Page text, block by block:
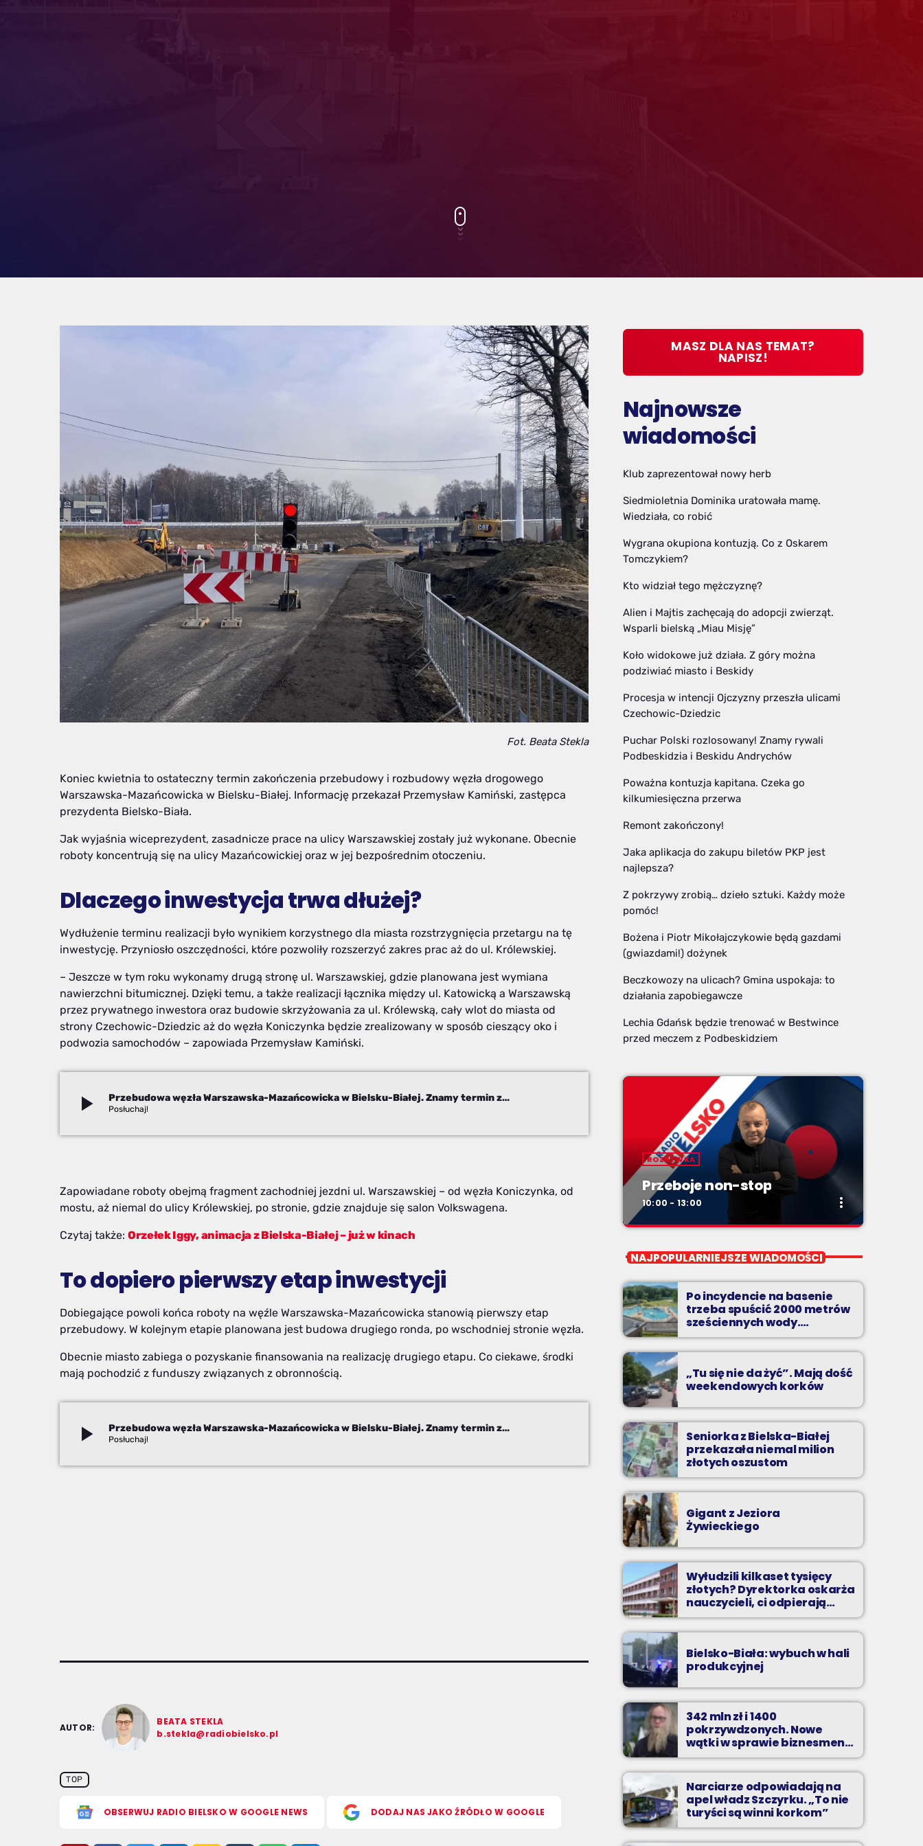
Fot. Beata Stekla
Koniec kwietnia to ostateczny termin zakończenia przebudowy i rozbudowy węzła drogowego
Warszawska-Mazańcowicka w Bielsku-Białej. Informację przekazał Przemysław Kamiński, zastępca
prezydenta Bielsko-Biała.
Jak wyjaśnia wiceprezydent, zasadnicze prace na ulicy Warszawskiej zostały już wykonane. Obecnie
roboty koncentrują się na ulicy Mazańcowickiej oraz w jej bezpośrednim otoczeniu.
Dlaczego inwestycja trwa dłużej?
Wydłużenie terminu realizacji było wynikiem korzystnego dla miasta rozstrzygnięcia przetargu na tę
inwestycję. Przyniosło oszczędności, które pozwoliły rozszerzyć zakres prac aż do ul. Królewskiej.
– Jeszcze w tym roku wykonamy drugą stronę ul. Warszawskiej, gdzie planowana jest wymiana
nawierzchni bitumicznej. Dzięki temu, a także realizacji łącznika między ul. Katowicką a Warszawską
przez prywatnego inwestora oraz budowie skrzyżowania za ul. Królewską, cały wlot do miasta od
strony Czechowic-Dziedzic aż do węzła Koniczynka będzie zrealizowany w sposób cieszący oko i
podwozia samochodów – zapowiada Przemysław Kamiński.
play_arrow Przebudowa węzła Warszawska-Mazańcowicka w Bielsku-Białej. Znamy termin zakończenia
Zapowiadane roboty obejmą fragment zachodniej jezdni ul. Warszawskiej – od węzła Koniczynka, od
mostu, aż niemal do ulicy Królewskiej, po stronie, gdzie znajduje się salon Volkswagena.
Czytaj także: Orzełek Iggy, animacja z Bielska-Białej – już w kinach
To dopiero pierwszy etap inwestycji
Dobiegające powoli końca roboty na węźle Warszawska-Mazańcowicka stanowią pierwszy etap
przebudowy. W kolejnym etapie planowana jest budowa drugiego ronda, po wschodniej stronie węzła.
Obecnie miasto zabiega o pozyskanie finansowania na realizację drugiego etapu. Co ciekawe, środki
mają pochodzić z funduszy związanych z obronnością.
play_arrow Przebudowa węzła Warszawska-Mazańcowicka w Bielsku-Białej. Znamy termin zakończenia
AUTOR:
BEATA STEKLA
b.stekla@radiobielsko.pl
TOP
OBSERWUJ RADIO BIELSKO W GOOGLE NEWS DODAJ NAS JAKO ŹRÓDŁO W GOOGLE
MASZ DLA NAS TEMAT?
NAPISZ!
Najnowsze
wiadomości
Klub zaprezentował nowy herb
Siedmioletnia Dominika uratowała mamę.
Wiedziała, co robić
Wygrana okupiona kontuzją. Co z Oskarem
Tomczykiem?
Kto widział tego mężczyznę?
Alien i Majtis zachęcają do adopcji zwierząt.
Wsparli bielską „Miau Misję”
Koło widokowe już działa. Z góry można
podziwiać miasto i Beskidy
Procesja w intencji Ojczyzny przeszła ulicami
Czechowic-Dziedzic
Puchar Polski rozlosowany! Znamy rywali
Podbeskidzia i Beskidu Andrychów
Poważna kontuzja kapitana. Czeka go
kilkumiesięczna przerwa
Remont zakończony!
Jaka aplikacja do zakupu biletów PKP jest
najlepsza?
Z pokrzywy zrobią… dzieło sztuki. Każdy może
pomóc!
Bożena i Piotr Mikołajczykowie będą gazdami
(gwiazdami!) dożynek
Beczkowozy na ulicach? Gmina uspokaja: to
działania zapobiegawcze
Lechia Gdańsk będzie trenować w Bestwince
przed meczem z Podbeskidziem
ROZRYWKA
Przeboje non-stop
10:00 - 13:00 more_vert
Przeboje non-stop
Podbeskidziu! Konkursy, akcje radiowe,
rozmowy i oczywiście - starannie
wyselekcjonowane przeboje non-stop!
NAJPOPULARNIEJSZE WIADOMOŚCI
Po incydencie na basenie
trzeba spuścić 2000 metrów
sześciennych wody.
„Ogromne koszty i ogromna
praca”
„Tu się nie da żyć”. Mają dość
weekendowych korków
Seniorka z Bielska-Białej
przekazała niemal milion
złotych oszustom
Gigant z Jeziora
Żywieckiego
Wyłudzili kilkaset tysięcy
złotych? Dyrektorka oskarża
nauczycieli, ci odpierają
zarzuty
Bielsko-Biała: wybuch w hali
produkcyjnej
342 mln zł i 1400
pokrzywdzonych. Nowe
wątki w sprawie biznesmena
z Bielska-Białej
Narciarze odpowiadają na
apel władz Szczyrku. „To nie
turyści są winni korkom”